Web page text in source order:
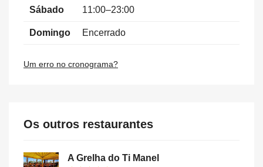
Sábado 11:00–23:00
Domingo Encerrado
Um erro no cronograma?
Os outros restaurantes
A Grelha do Ti Manel